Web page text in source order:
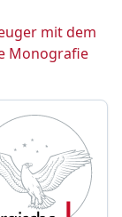
mit dem
Monografie